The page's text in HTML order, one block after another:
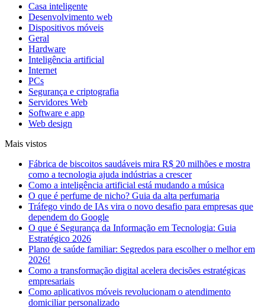
Casa inteligente
Desenvolvimento web
Dispositivos móveis
Geral
Hardware
Inteligência artificial
Internet
PCs
Segurança e criptografia
Servidores Web
Software e app
Web design
Mais vistos
Fábrica de biscoitos saudáveis mira R$ 20 milhões e mostra
como a tecnologia ajuda indústrias a crescer
Como a inteligência artificial está mudando a música
O que é perfume de nicho? Guia da alta perfumaria
Tráfego vindo de IAs vira o novo desafio para empresas que
dependem do Google
O que é Segurança da Informação em Tecnologia: Guia
Estratégico 2026
Plano de saúde familiar: Segredos para escolher o melhor em
2026!
Como a transformação digital acelera decisões estratégicas
empresariais
Como aplicativos móveis revolucionam o atendimento
domiciliar personalizado